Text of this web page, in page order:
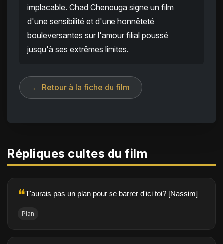
implacable. Chad Chenouga signe un film
d'une sensibilité et d'une honnêteté
bouleversantes sur l'amour filial poussé
jusqu'à ses extrêmes limites.
← Retour à la fiche du film
Répliques cultes du film
❝T'aurais pas un plan pour se barrer d'ici toi? [Nassim]
Plan